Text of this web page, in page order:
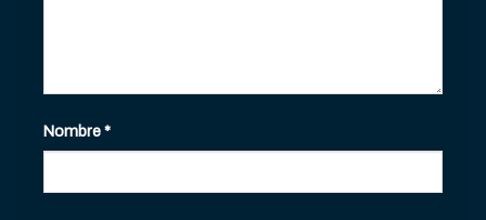
Nombre*